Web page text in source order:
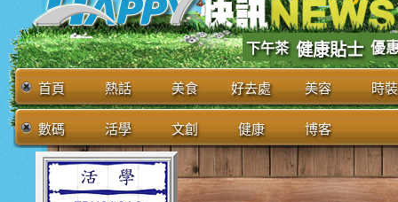
下午茶 健康貼士 優
首頁 熱話 美食 好去處 美容 時裝
數碼 活學 文創 健康 博客